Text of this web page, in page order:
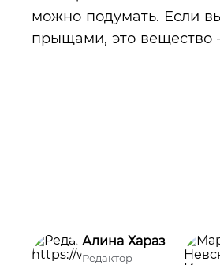
можно подумать. Если
прыщами, это вещество
Алина Хараз
Редактор